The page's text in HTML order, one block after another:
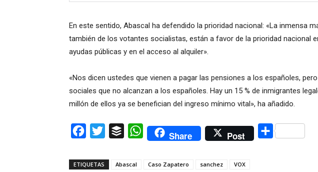
En este sentido, Abascal ha defendido la prioridad nacional: «La inmensa
también de los votantes socialistas, están a favor de la prioridad nacional
ayudas públicas y en el acceso al alquiler».
«Nos dicen ustedes que vienen a pagar las pensiones a los españoles,
sociales que no alcanzan a los españoles. Hay un 15 % de inmigrantes
millón de ellos ya se benefician del ingreso mínimo vital», ha añadido.
Facebook
Twitter Buffer WhatsAppShare Post Compartir
ETIQUETAS Abascal Caso Zapatero sanchez VOX